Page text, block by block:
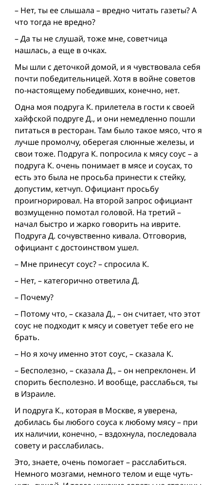
– Нет, ты ее слышала – вредно читать газеты? А
что тогда не вредно?
– Да ты не слушай, тоже мне, советчица
нашлась, а еще в очках.
Мы шли с деточкой домой, и я чувствовала себя
почти победительницей. Хотя в войне советов
по-настоящему победивших, конечно, нет.
Одна моя подруга К. прилетела в гости к своей
хайфской подруге Д., и они немедленно пошли
питаться в ресторан. Там было такое мясо, что я
лучше промолчу, оберегая слюнные железы, и
свои тоже. Подруга К. попросила к мясу соус – а
подруга К. очень понимает в мясе и соусах, то
есть это была не просьба принести к стейку,
допустим, кетчуп. Официант просьбу
проигнорировал. На второй запрос официант
возмущенно помотал головой. На третий –
начал быстро и жарко говорить на иврите.
Подруга Д. сочувственно кивала. Отговорив,
официант с достоинством ушел.
– Мне принесут соус? – спросила К.
– Нет, – категорично ответила Д.
– Почему?
– Потому что, – сказала Д., – он считает, что этот
соус не подходит к мясу и советует тебе его не
брать.
– Но я хочу именно этот соус, – сказала К.
– Бесполезно, – сказала Д., – он непреклонен. И
спорить бесполезно. И вообще, расслабься, ты
в Израиле.
И подруга К., которая в Москве, я уверена,
добилась бы любого соуса к любому мясу – при
их наличии, конечно, – вздохнула, последовала
совету и расслабилась.
Это, знаете, очень помогает – расслабиться.
Немного мозгами, немного телом и еще чуть-